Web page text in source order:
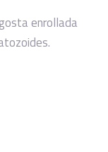
enrollada